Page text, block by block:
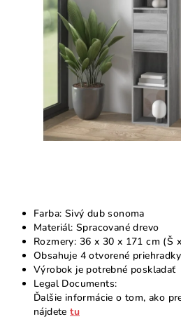
Farba: Sivý dub sonoma
Materiál: Spracované drevo
Rozmery: 36 x 30 x 171 cm (Š
Obsahuje 4 otvorené
Výrobok je potrebné poskladať
Legal Documents:
Ďalšie informácie o tom, ako
nájdetetu